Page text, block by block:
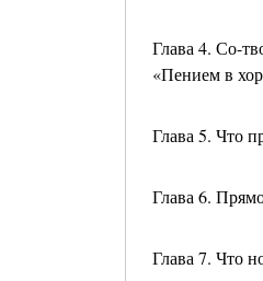
Глава 4. Со-
«Пением в
Глава 5. Что
Глава 6.
Глава 7. Что